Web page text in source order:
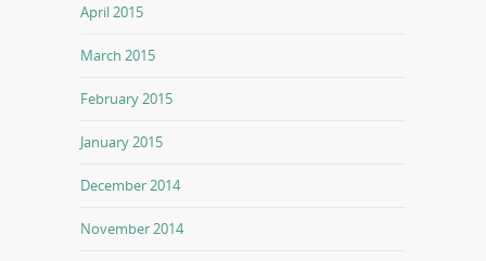
April 2015
March 2015
February 2015
January 2015
December 2014
November 2014